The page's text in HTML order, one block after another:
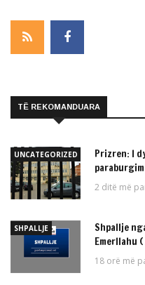
TË REKOMANDUARA
UNCATEGORIZED
Prizren: I
2 ditë më
SHPALLJE
Shpallje
Emerllahu
18 orë më